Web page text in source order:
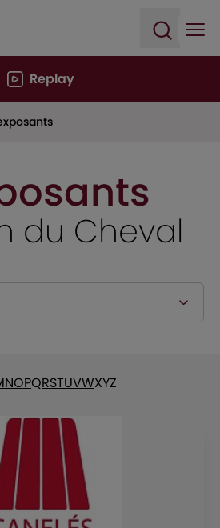
Replay
du Cheval
NOPQRSTUVWXYZ